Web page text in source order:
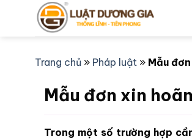
Trang chủ » Pháp luật » Mẫu
Mẫu đơn xin
Trong một số trường hợp